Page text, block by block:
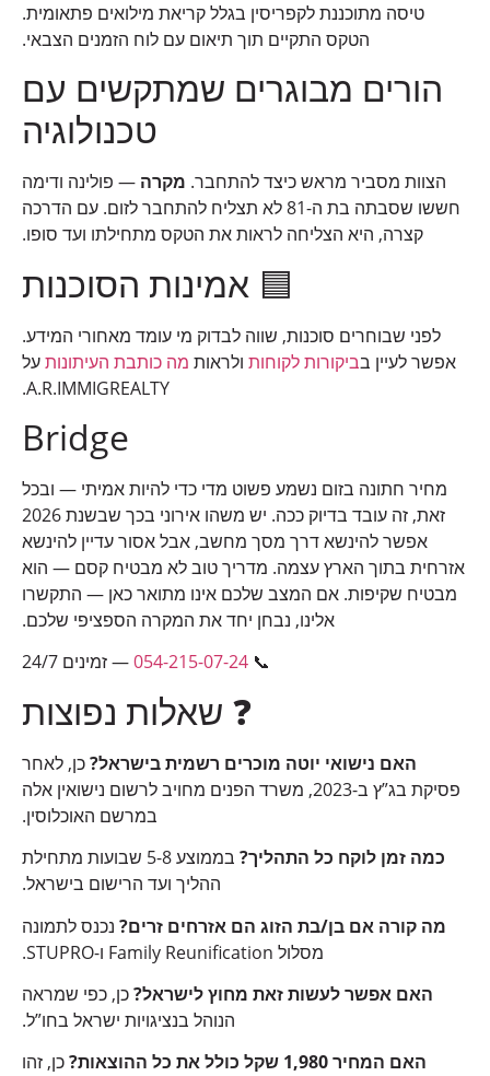
טיסה מתוכננת לקפריסין בגלל קריאת מילואים פתאומית.
הטקס התקיים תוך תיאום עם לוח הזמנים הצבאי.
הורים מבוגרים שמתקשים עם
טכנולוגיה
הצוות מסביר מראש כיצד להתחבר. מקרה — פולינה ודימה
חששו שסבתה בת ה-81 לא תצליח להתחבר לזום. עם הדרכה
קצרה, היא הצליחה לראות את הטקס מתחילתו ועד סופו.
🟦 אמינות הסוכנות
לפני שבוחרים סוכנות, שווה לבדוק מי עומד מאחורי המידע.
אפשר לעיין בביקורות לקוחות ולראות מה כותבת העיתונותעל
A.R.IMMIGREALTY.
Bridge
מחיר חתונה בזום נשמע פשוט מדי כדי להיות אמיתי — ובכל
זאת, זה עובד בדיוק ככה. יש משהו אירוני בכך שבשנת 2026
אפשר להינשא דרך מסך מחשב, אבל אסור עדיין להינשא
אזרחית בתוך הארץ עצמה. מדריך טוב לא מבטיח קסם — הוא
מבטיח שקיפות. אם המצב שלכם אינו מתואר כאן — התקשרו
אלינו, נבחן יחד את המקרה הספציפי שלכם.
📞
054-215-07-24— זמינים 24/7
❓ שאלות נפוצות
האם נישואי יוטה מוכרים רשמית בישראל?כן, לאחר
פסיקת בג”ץ ב-2023, משרד הפנים מחויב לרשום נישואין אלה
במרשם האוכלוסין.
כמה זמן לוקח כל התהליך?
בממוצע 5-8 שבועות מתחילת
ההליך ועד הרישום בישראל.
מה קורה אם בן/בת הזוג הם אזרחים זרים? נכנס לתמונה
מסלול Family Reunification ו-STUPRO.
האם אפשר לעשות זאת מחוץ לישראל?כן, כפי שמראה
הנוהל בנציגויות ישראל בחו”ל.
האם המחיר 1,980 שקל כולל את כל ההוצאות?
כן, זהו